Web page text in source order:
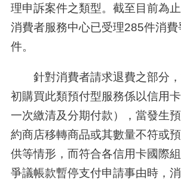
理申訴案件之類型。截至目前為
消費者服務中心已受理285件消費
件。
針對消費者請求退費之部分，
初購買此類預付型服務係以信用
一次繳清及分期付款），當發生
約商店移轉商品或其數量不符或
供等情形，而符合各信用卡國際
爭議帳款暫停支付申請事由時，